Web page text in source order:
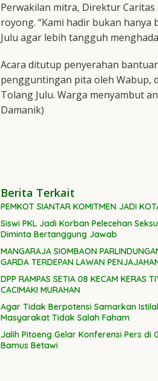
Perwakilan mitra, Direktur
royong. “Kami hadir bukan
Julu agar lebih tangguh
Acara ditutup penyerahan
pengguntingan pita oleh Wabup,
Tolang Julu. Warga menyambut
Damanik)
Berita Terkait
PEMKOT SIANTAR KOMITMEN JADI
Siswi PKL Jadi Korban Pelecehan
Diminta Bertanggung Jawab
MANGARAJA SIOMBAON
GARDA TERDEPAN LAWAN
DPP RAMPAS SETIA 08 KECAM KERAS
CACIMAKI MURAHAN
Agar Tidak Berpotensi Samarkan
Masyarakat Tidak Salah Faham
Jalih Pitoeng Gelar Konferensi Pers di
Bamus Betawi